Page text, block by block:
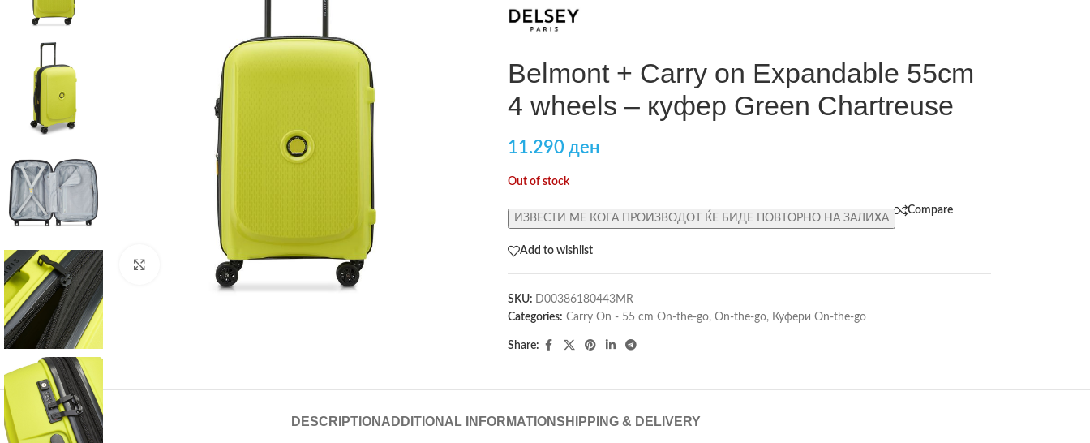
Click to enlarge
Belmont + Carry on Expandable 55cm
4 wheels – куфер Green Chartreuse
11.290 ден
Out of stock
ИЗВЕСТИ МЕ КОГА ПРОИЗВОДОТ ЌЕ БИДЕ ПОВТОРНО НА ЗАЛИХА
Compare
Add to wishlist
SKU: D00386180443MR
Categories: Carry On - 55 cm On-the-go, On-the-go, Куфери On-the-go
Share:
DESCRIPTION ADDITIONAL INFORMATIONSHIPPING & DELIVERY